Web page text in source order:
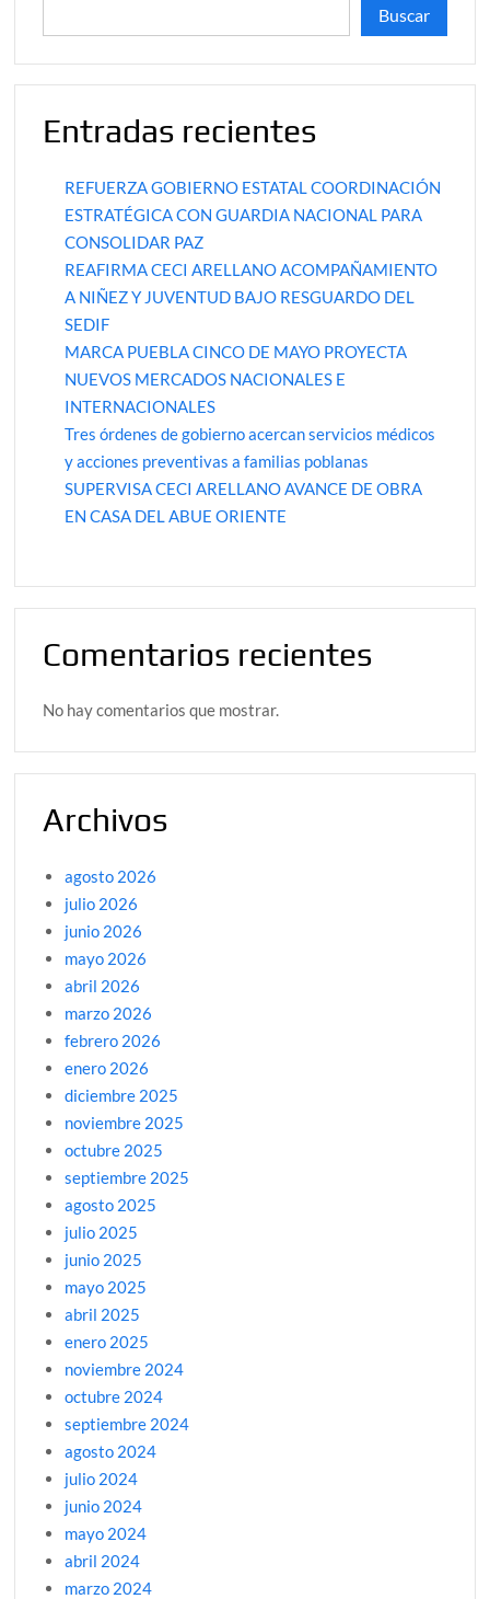
Buscar
Entradas recientes
REFUERZA GOBIERNO ESTATAL COORDINACIÓN
ESTRATÉGICA CON GUARDIA NACIONAL PARA
CONSOLIDAR PAZ
REAFIRMA CECI ARELLANO ACOMPAÑAMIENTO
A NIÑEZ Y JUVENTUD BAJO RESGUARDO DEL
SEDIF
MARCA PUEBLA CINCO DE MAYO PROYECTA
NUEVOS MERCADOS NACIONALES E
INTERNACIONALES
Tres órdenes de gobierno acercan servicios médicos
y acciones preventivas a familias poblanas
SUPERVISA CECI ARELLANO AVANCE DE OBRA
EN CASA DEL ABUE ORIENTE
Comentarios recientes
No hay comentarios que mostrar.
Archivos
agosto 2026
julio 2026
junio 2026
mayo 2026
abril 2026
marzo 2026
febrero 2026
enero 2026
diciembre 2025
noviembre 2025
octubre 2025
septiembre 2025
agosto 2025
julio 2025
junio 2025
mayo 2025
abril 2025
enero 2025
noviembre 2024
octubre 2024
septiembre 2024
agosto 2024
julio 2024
junio 2024
mayo 2024
abril 2024
marzo 2024